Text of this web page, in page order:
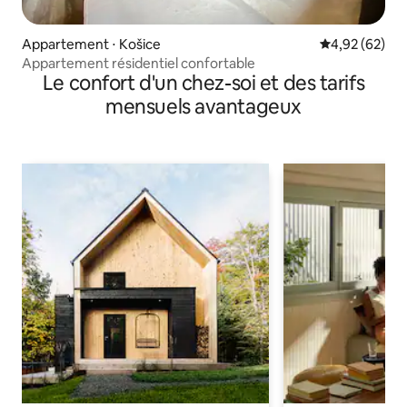
Appartement ⋅ Košice Évaluation
4,92 (62)
Appartement résidentiel confortable
Le confort d'un chez-soi et des tarifs
mensuels avantageux